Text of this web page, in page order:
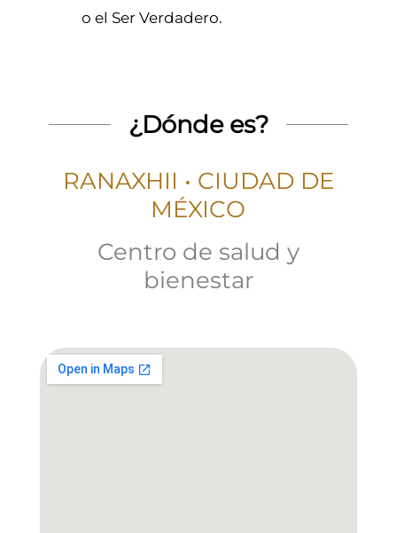
o el Ser Verdadero.
¿Dónde es?
RANAXHII • CIUDAD DE
MÉXICO
Centro de salud y
bienestar